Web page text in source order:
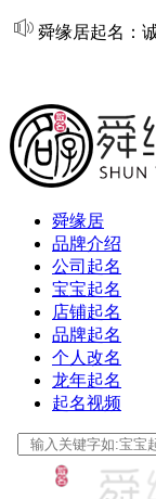
舜缘居起名：
舜缘居
品牌介绍
公司起名
宝宝起名
店铺起名
品牌起名
个人改名
龙年起名
起名视频